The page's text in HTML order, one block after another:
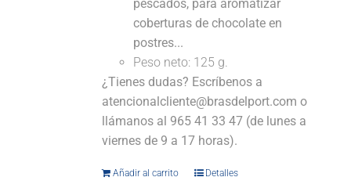
pescados, para aromatizar
coberturas de chocolate en
postres...
Peso neto: 125 g.
¿Tienes dudas? Escríbenos a
atencionalcliente@brasdelport.com o
llámanos al 965 41 33 47 (de lunes a
viernes de 9 a 17 horas).
Añadir al carrito Detalles